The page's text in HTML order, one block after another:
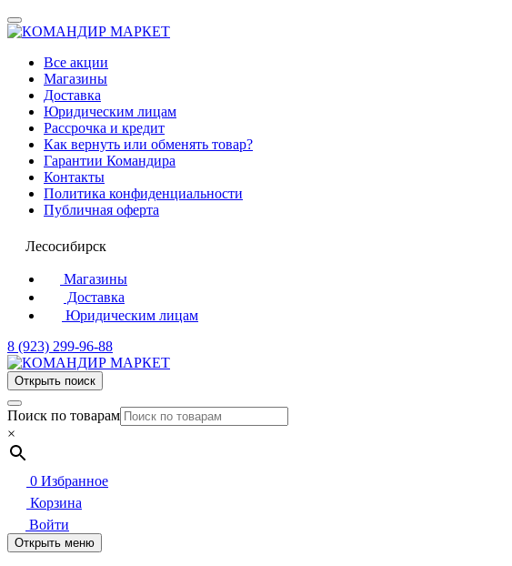
Все акции
Магазины
Доставка
Юридическим лицам
Рассрочка и кредит
Как вернуть или обменять товар?
Гарантии Командира
Контакты
Политика конфиденциальности
Публичная оферта
Лесосибирск
Магазины
Доставка
Юридическим лицам
8 (923) 299-96-88
Открыть поиск
Поиск по товарам
×
0 Избранное
Корзина
Войти
Открыть меню